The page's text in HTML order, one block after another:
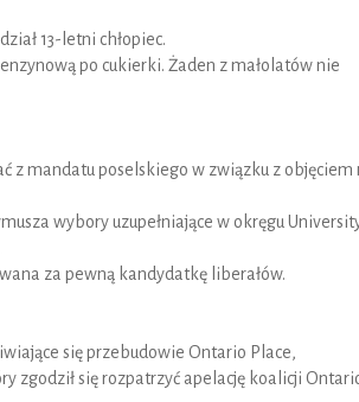
13-letni chłopiec.
po cukierki. Żaden z małolatów nie
z mandatu poselskiego w związku z objęciem
wybory uzupełniające w okręgu
za pewną kandydatkę liberałów.
się przebudowie Ontario Place,
zgodził się rozpatrzyć apelację koalicji